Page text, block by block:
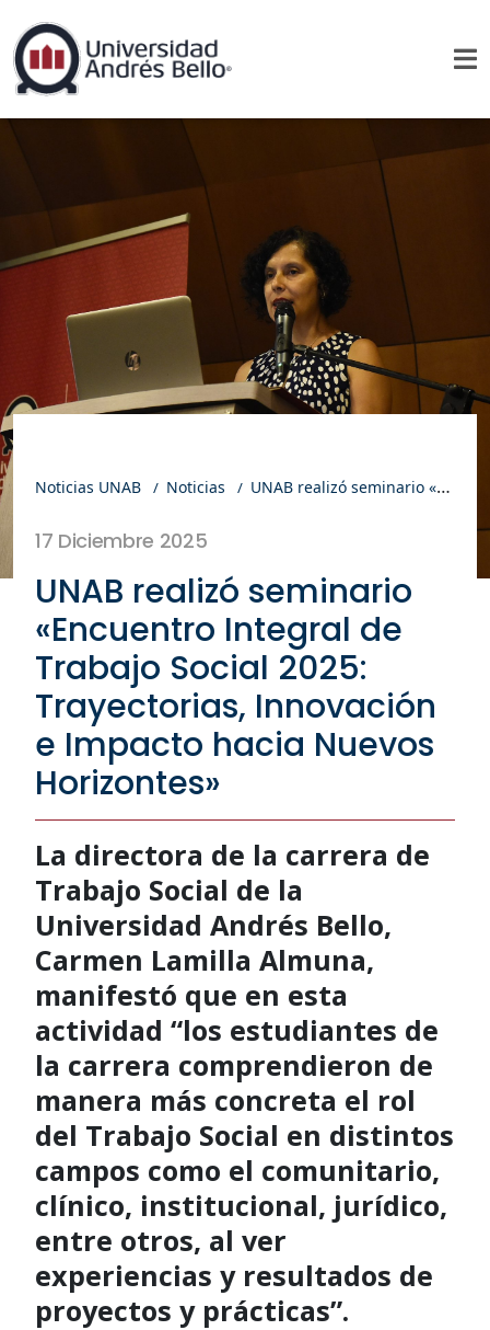
Noticias UNAB Noticias UNAB realizó seminario «Encuentro Integral de Trabajo Social 2025: Trayectorias, Innovación e Impacto hacia Nuevos Horizontes»
17 Diciembre 2025
UNAB realizó seminario
«Encuentro Integral de
Trabajo Social 2025:
Trayectorias, Innovación
e Impacto hacia Nuevos
Horizontes»
La directora de la carrera de
Trabajo Social de la
Universidad Andrés Bello,
Carmen Lamilla Almuna,
manifestó que en esta
actividad “los estudiantes de
la carrera comprendieron de
manera más concreta el rol
del Trabajo Social en distintos
campos como el comunitario,
clínico, institucional, jurídico,
entre otros, al ver
experiencias y resultados de
proyectos y prácticas”.